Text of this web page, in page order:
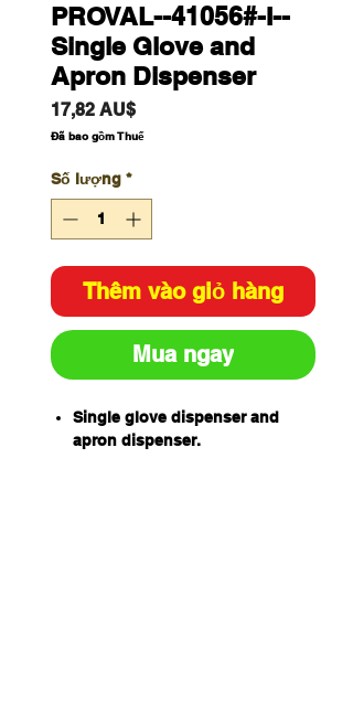
PROVAL--41056#-I--
Single Glove and
Apron Dispenser
17,82 AU$Giá
Đã bao gồm Thuế
Số lượng *
Thêm vào giỏ hàng
Mua ngay
Single glove dispenser and
apron dispenser.